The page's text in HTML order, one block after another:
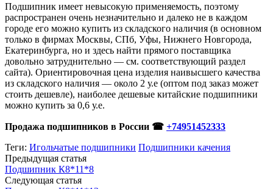
Подшипник имеет невысокую применяемость, поэтому
распространен очень незначительно и далеко не в каждом
городе его можно купить из складского наличия (в основном
только в фирмах Москвы, СПб, Уфы, Нижнего Новгорода,
Екатеринбурга, но и здесь найти прямого поставщика
довольно затруднительно — см. соответствующий раздел
сайта). Ориентировочная цена изделия наивысшего качества
из складского наличия — около 2 у.е (оптом под заказ может
стоить дешевле), наиболее дешевые китайские подшипники
можно купить за 0,6 у.е.
Продажа подшипников в России ☎ +74951452333
Теги: Игольчатые подшипники Подшипники качения
Предыдущая статья
Подшипник К8*11*8
Следующая статья